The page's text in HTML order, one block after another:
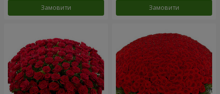
Замовити Замовити